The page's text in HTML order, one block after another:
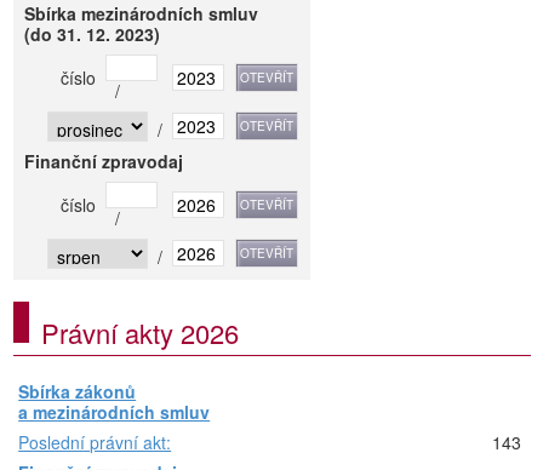
Sbírka mezinárodních smluv
(do 31. 12. 2023)
číslo
/
/
Finanční zpravodaj
číslo
/
/
Právní akty 2026
Sbírka zákonů
a mezinárodních smluv
Poslední právní akt:
143